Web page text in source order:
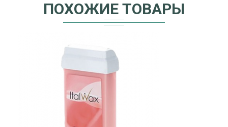
ПОХОЖИЕ ТОВАРЫ